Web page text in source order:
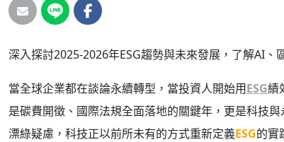
深入探討2025-2026年ESG趨勢與未來發展，了解AI
當全球企業都在談論永續轉型，當投資人開始用ESG績
是碳費開徵、國際法規全面落地的關鍵年，更是科技
漂綠疑慮，科技正以前所未有的方式重新定義ESG的實